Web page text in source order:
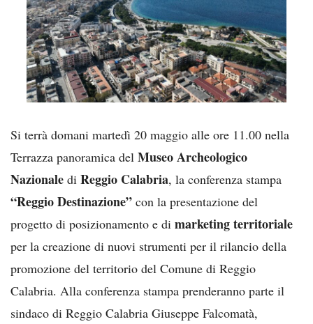
Si terrà domani martedì 20 maggio alle ore 11.00 nella
Terrazza panoramica del Museo Archeologico
Nazionale di Reggio Calabria, la conferenza stampa
“Reggio Destinazione” con la presentazione del
progetto di posizionamento e di marketingterritoriale
per la creazione di nuovi strumenti per il rilancio della
promozione del territorio del Comune di Reggio
Calabria. Alla conferenza stampa prenderanno parte il
sindaco di Reggio Calabria Giuseppe Falcomatà,